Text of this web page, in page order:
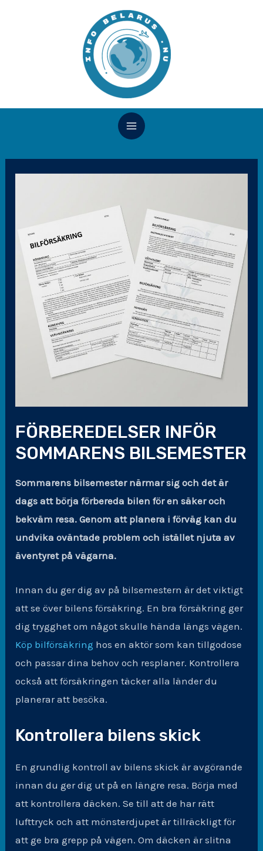
FÖRBEREDELSER INFÖR
SOMMARENS BILSEMESTER
Sommarens bilsemester närmar sig och det är
dags att börja förbereda bilen för en säker och
bekväm resa. Genom att planera i förväg kan du
undvika oväntade problem och istället njuta av
äventyret på vägarna.
Innan du ger dig av på bilsemestern är det viktigt
att se över bilens försäkring. En bra försäkring ger
dig trygghet om något skulle hända längs vägen.
Köp bilförsäkring hos en aktör som kan tillgodose
och passar dina behov och resplaner. Kontrollera
också att försäkringen täcker alla länder du
planerar att besöka.
Kontrollera bilens skick
En grundlig kontroll av bilens skick är avgörande
innan du ger dig ut på en längre resa. Börja med
att kontrollera däcken. Se till att de har rätt
lufttryck och att mönsterdjupet är tillräckligt för
att ge bra grepp på vägen. Om däcken är slitna